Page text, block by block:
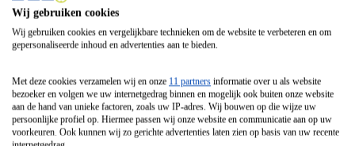
Airfryer
Frituurpan
Contactgrill
Broodbakmachine
Broodrooster
Wij gebruiken cookies
Wij gebruiken cookies en vergelijkbare technieken om de website te verbeteren en om
gepersonaliseerde inhoud en advertenties aan te bieden.
Met deze cookies verzamelen wij en onze 11 partners informatie over u als website
bezoeker en volgen we uw internetgedrag binnen en mogelijk ook buiten onze website
aan de hand van unieke factoren, zoals uw IP-adres. Wij bouwen op die wijze uw
persoonlijke profiel op. Hiermee passen wij onze website en communicatie aan op uw
voorkeuren. Ook kunnen wij zo gerichte advertenties laten zien op basis van uw recente